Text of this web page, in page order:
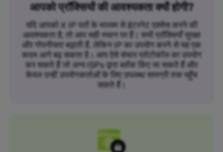
आपको प्रॉक्सियों की आवश्यकता क्यों होगी?
यदि आपको X IP पतों के माध्यम से इंटरनेट एक्सेस करने की
आवश्यकता है, तो आप सही स्थान पर हैं। सभी प्रॉक्सियाँ सुरक्षा
और गोपनीयता बढ़ाती हैं, लेकिन IP का उपयोग करने से यह एक
कदम आगे बढ़ सकता है। आप ऐसे संचार प्रोटोकॉल का उपयोग
कर सकते हैं जो अन्य ISPs द्वारा ब्लॉक किए जा सकते हैं और
केवल उन्हीं उपयोगकर्ताओं के लिए उपलब्ध सामग्री तक पहुँच
सकते हैं।